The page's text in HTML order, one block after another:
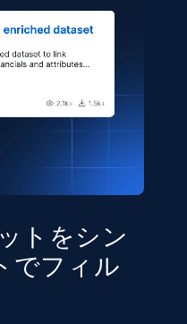
price, Final
Size, and more.
トをシン
でフィル